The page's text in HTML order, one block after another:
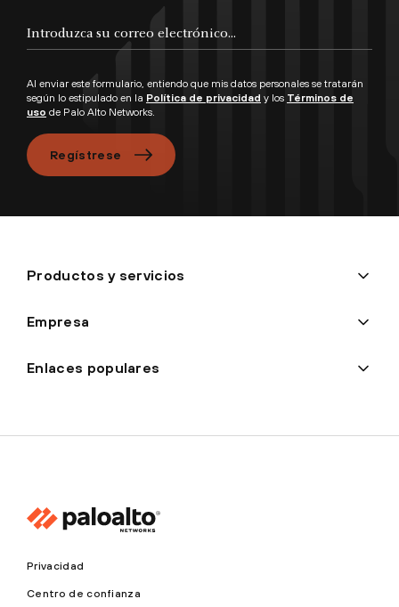
Al enviar este formulario, entiendo que mis datos personales se tratarán
según lo estipulado en la Política de privacidad y los Términos de
uso de Palo Alto Networks.
Regístrese
Productos y servicios
Empresa
Enlaces populares
Privacidad
Centro de confianza